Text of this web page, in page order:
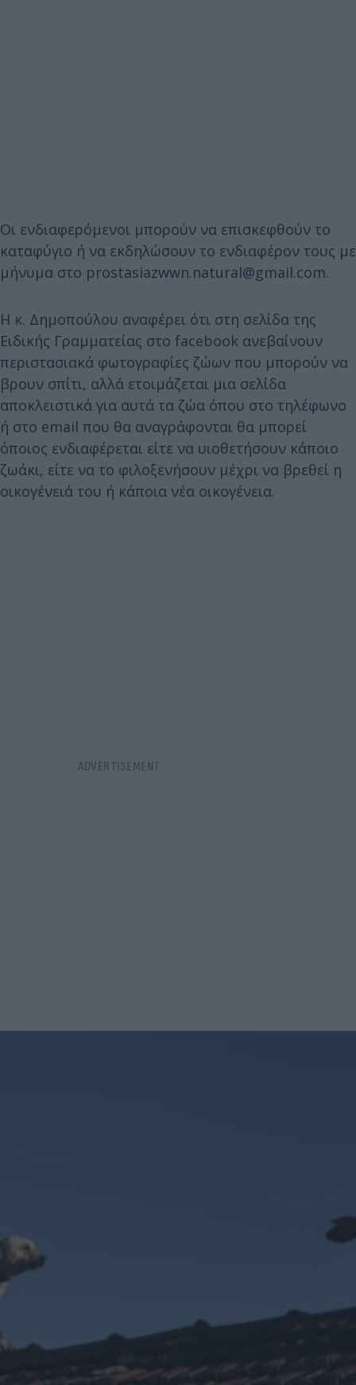
Οι ενδιαφερόμενοι μπορούν να επισκεφθούν το
καταφύγιο ή να εκδηλώσουν το ενδιαφέρον τους με
μήνυμα στο prostasiazwwn.natural@gmail.com.
Η κ. Δημοπούλου αναφέρει ότι στη σελίδα της
Ειδικής Γραμματείας στο facebook ανεβαίνουν
περιστασιακά φωτογραφίες ζώων που μπορούν να
βρουν σπίτι, αλλά ετοιμάζεται μια σελίδα
αποκλειστικά για αυτά τα ζώα όπου στο τηλέφωνο
ή στο email που θα αναγράφονται θα μπορεί
όποιος ενδιαφέρεται είτε να υιοθετήσουν κάποιο
ζωάκι, είτε να το φιλοξενήσουν μέχρι να βρεθεί η
οικογένειά του ή κάποια νέα οικογένεια.